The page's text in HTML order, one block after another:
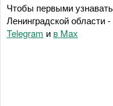
Чтобы первыми
Ленинградской области
Telegram и в Maх